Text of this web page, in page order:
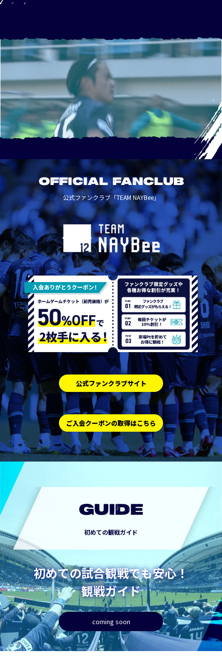
OFFICIAL FANCLUB
公式ファンクラブ「TEAM NAYBee」
公式ファンクラブサイト
ご入会クーポンの取得はこちら
GUIDE
初めての観戦ガイド
初めての試合観戦でも安心！
観戦ガイド
coming soon